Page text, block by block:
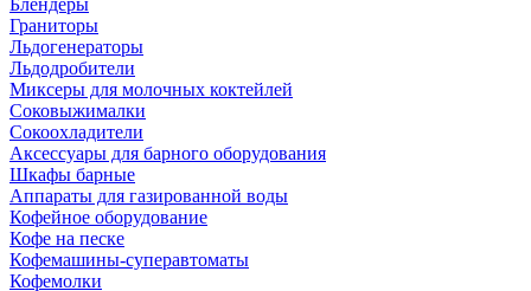
Блендеры
Граниторы
Льдогенераторы
Льдодробители
Миксеры для молочных коктейлей
Соковыжималки
Сокоохладители
Аксессуары для барного оборудования
Шкафы барные
Аппараты для газированной воды
Кофейное оборудование
Кофе на песке
Кофемашины-суперавтоматы
Кофемолки